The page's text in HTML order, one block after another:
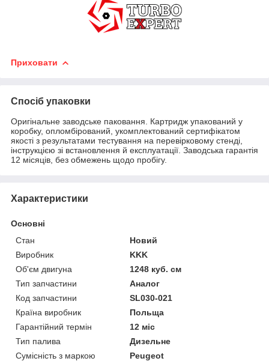
Приховати
Спосіб упаковки
Оригінальне заводське паковання. Картридж упакований у
коробку, опломбірований, укомплектований сертифікатом
якості з результатами тестування на перевірковому стенді,
інструкцією зі встановлення й експлуатації. Заводська гарантія
12 місяців, без обмежень щодо пробігу.
Характеристики
Основні
Стан
Новий
Виробник
KKK
Об'єм двигуна
1248 куб. см
Тип запчастини
Аналог
Код запчастини
SL030-021
Країна виробник
Польща
Гарантійний термін
12 міс
Тип палива
Дизельне
Сумісність з маркою
Peugeot